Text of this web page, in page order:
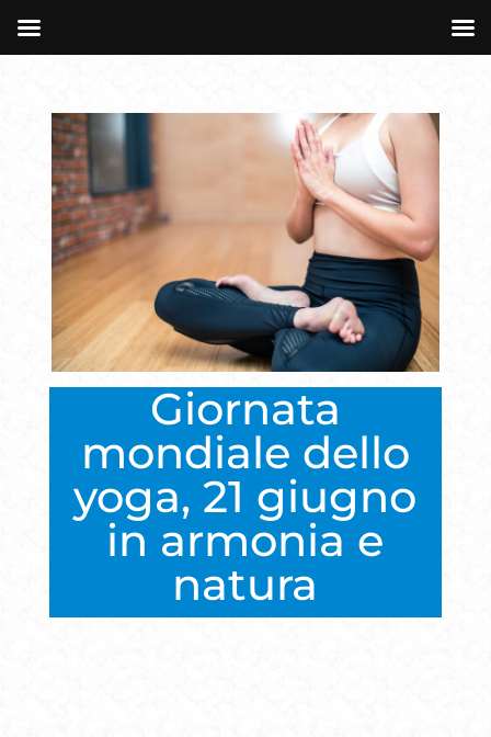
Giornata
mondiale dello
yoga, 21 giugno
in armonia e
natura